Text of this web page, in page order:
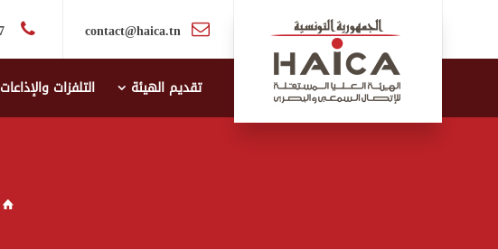
contact@haica.tn
507 656 71
تقديم الهيئة التلفزات والإذاعات